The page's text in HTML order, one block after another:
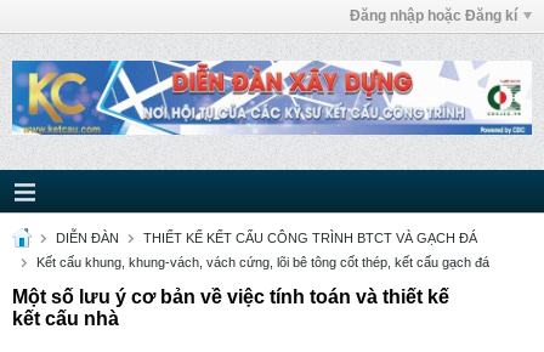
Đăng nhập hoặc Đăng kí
DIỄN ĐÀN
THIẾT KẾ KẾT CẤU CÔNG TRÌNH BTCT VÀ GẠCH ĐÁ
Kết cấu khung, khung-vách, vách cứng, lõi bê tông cốt thép, kết cấu gạch đá
Một số lưu ý cơ bản về việc tính toán và thiết kế
kết cấu nhà